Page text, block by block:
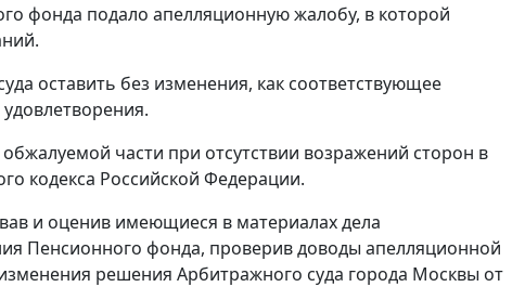
фонда подало апелляционную жалобу, в которой
оставить без изменения, как соответствующее
части при отсутствии возражений сторон в
кодекса Российской Федерации.
и оценив имеющиеся в материалах дела
Пенсионного фонда, проверив доводы апелляционной
решения Арбитражного суда города Москвы от